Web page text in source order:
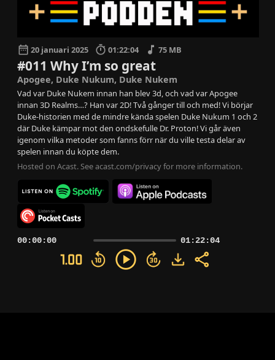
20 januari 2025 01:22:04 75 MB
#011 Why I’m so great
Apogee, Duke Nukum, Duke Nukem
Vad var Duke Nukem innan han blev 3d, och vad var Apogee
innan 3D Realms…? Han var 2D! Två gånger till och med! Vi börjar
Duke-historien med de mindre kända spelen Duke Nukum 1 och 2
där Duke kämpar mot den ondskefulle Dr. Proton! Vi går även
igenom vilka metoder som fanns förr när du ville testa delar av
spelen innan du köpte dem.
Hosted on Acast. Seeacast.com/privacyfor more information.
00:00:00 01:22:04